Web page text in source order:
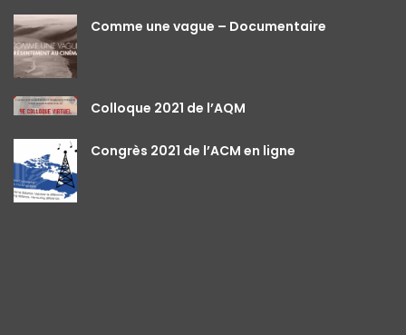
Comme une vague – Documentaire
Colloque 2021 de l’AQM
Congrès 2021 de l’ACM en ligne